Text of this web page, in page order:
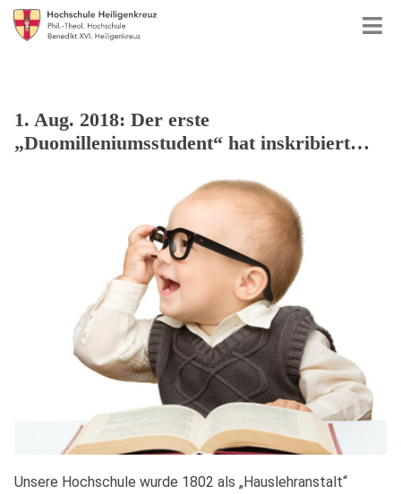
1. Aug. 2018: Der erste
„Duomilleniumsstudent“ hat inskribiert…
Unsere Hochschule wurde 1802 als „Hauslehranstalt“